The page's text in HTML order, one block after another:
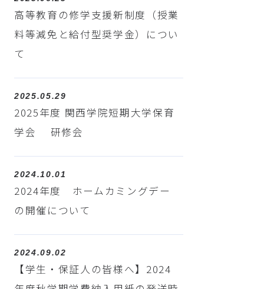
高等教育の修学支援新制度（授業
料等減免と給付型奨学金）につい
て
2025.05.29
2025年度 関西学院短期大学保育
学会 研修会
2024.10.01
2024年度 ホームカミングデー
の開催について
2024.09.02
【学生・保証人の皆様へ】2024